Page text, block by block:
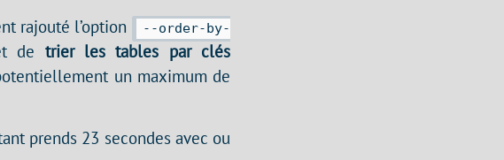
rajouté l’option
--order-by-
de trier les tables par clés
un maximum de
prends 23 secondes avec ou